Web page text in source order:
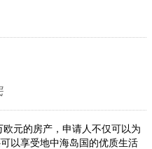
元的房产，申请人不仅可以为
以享受地中海岛国的优质生活